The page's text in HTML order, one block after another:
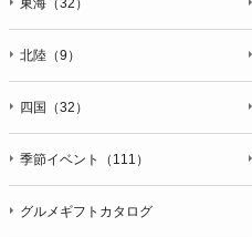
北陸（9）
四国（32）
季節イベント（111）
グルメギフトカタログ